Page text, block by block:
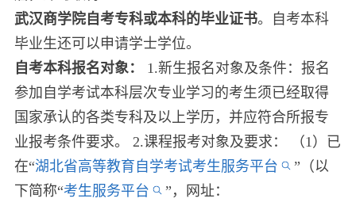
武汉商学院自考专科或本科的毕业证书。自考本科
毕业生还可以申请学士学位。
自考本科报名对象：
1.新生报名对象及条件：报名
参加自学考试本科层次专业学习的考生须已经取得
国家承认的各类专科及以上学历，并应符合所报专
业报考条件要求。 2.课程报考对象及要求： （1）已
在“湖北省高等教育自学考试考生服务平台
”（以
下简称“考生服务平台
”，网址：